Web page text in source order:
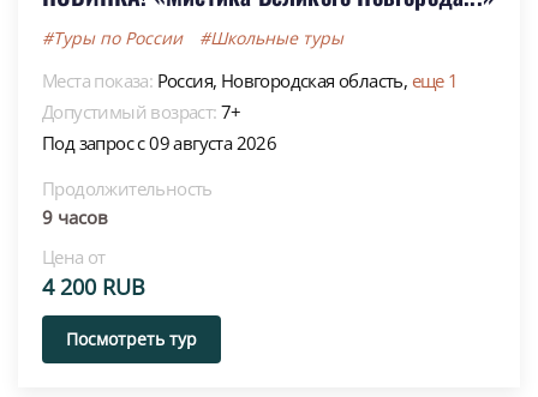
#Туры по России #Школьные туры
Места показа: Россия, Новгородская область, еще 1
Допустимый возраст: 7+
Под запрос с 09 августа 2026
Продолжительность
9 часов
Цена от
4 200 RUB
Посмотреть тур